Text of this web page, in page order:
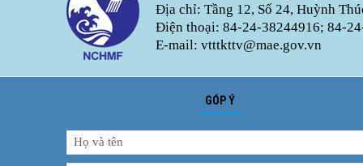
Địa chỉ: Tầng 12, Số 24, Huỳnh
Điện thoại: 84-24-38244916; 84-
E-mail: vtttkttv@mae.gov.vn
GÓP Ý